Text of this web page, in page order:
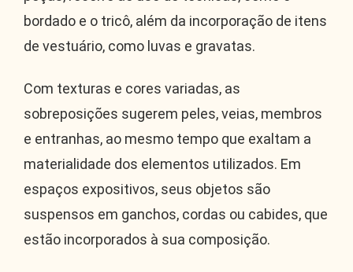
bordado e o tricô, além da incorporação de itens
de vestuário, como luvas e gravatas.
Com texturas e cores variadas, as
sobreposições sugerem peles, veias, membros
e entranhas, ao mesmo tempo que exaltam a
materialidade dos elementos utilizados. Em
espaços expositivos, seus objetos são
suspensos em ganchos, cordas ou cabides, que
estão incorporados à sua composição.